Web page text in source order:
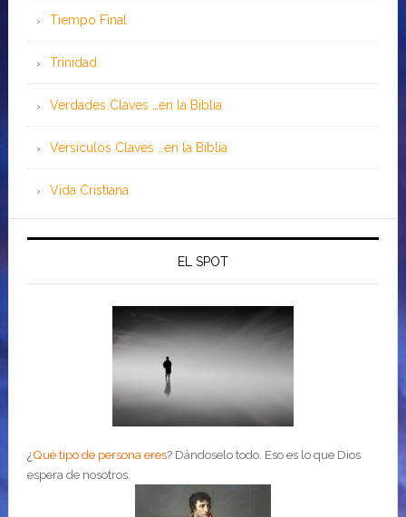
Tiempo Final
Trinidad
Verdades Claves …en la Biblia
Versículos Claves …en la Biblia
Vida Cristiana
EL SPOT
¿Qué tipo de persona eres? Dándoselo todo. Eso es lo que Dios
espera de nosotros.